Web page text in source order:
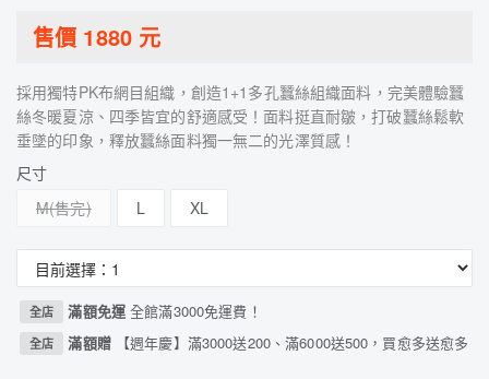
售價 1880元
採用獨特PK布網目組織，創造1+1多孔蠶絲組織面料，完美體驗蠶
絲冬暖夏涼、四季皆宜的舒適感受！面料挺直耐皺，打破蠶絲鬆軟
垂墜的印象，釋放蠶絲面料獨一無二的光澤質感！
尺寸
M
L XL
全店 滿額免運全館滿3000免運費！
全店 滿額贈 【週年慶】滿3000送200、滿6000送500，買愈多送愈多